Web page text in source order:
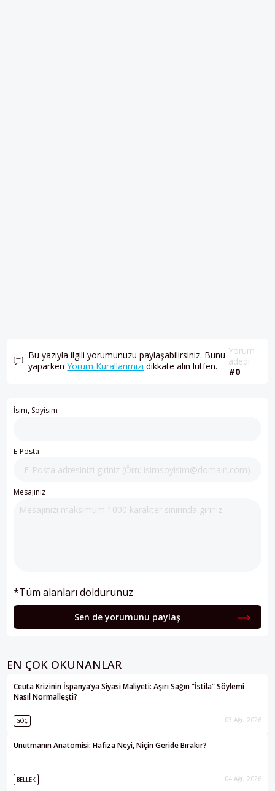
Bu yazıyla ilgili yorumunuzu paylaşabilirsiniz. Bunu
yaparkenYorum Kurallarımızı dikkate alın lütfen.
Yorum
adedi
#0
İsim, Soyisim
E-Posta
Mesajınız
*Tüm alanları doldurunuz
Sen de yorumunu paylaş
EN ÇOK OKUNANLAR
Ceuta Krizinin İspanya’ya Siyasi Maliyeti: Aşırı Sağın “İstila” Söylemi
Nasıl Normalleşti?
GÖÇ 03 Ağu 2026
Unutmanın Anatomisi: Hafıza Neyi, Niçin Geride Bırakır?
BELLEK 04 Ağu 2026